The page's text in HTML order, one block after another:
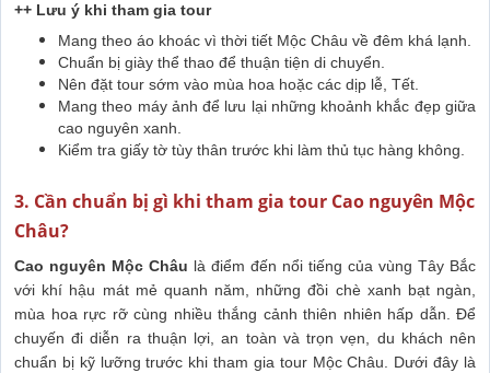
++ Lưu ý khi tham gia tour
Mang theo áo khoác vì thời tiết Mộc Châu về đêm khá lạnh.
Chuẩn bị giày thể thao để thuận tiện di chuyển.
Nên đặt tour sớm vào mùa hoa hoặc các dịp lễ, Tết.
Mang theo máy ảnh để lưu lại những khoảnh khắc đẹp giữa
cao nguyên xanh.
Kiểm tra giấy tờ tùy thân trước khi làm thủ tục hàng không.
3. Cần chuẩn bị gì khi tham gia tour Cao nguyên Mộc
Châu?
Cao nguyên Mộc Châu là điểm đến nổi tiếng của vùng Tây Bắc
với khí hậu mát mẻ quanh năm, những đồi chè xanh bạt ngàn,
mùa hoa rực rỡ cùng nhiều thắng cảnh thiên nhiên hấp dẫn. Để
chuyến đi diễn ra thuận lợi, an toàn và trọn vẹn, du khách nên
chuẩn bị kỹ lưỡng trước khi tham gia tour Mộc Châu. Dưới đây là